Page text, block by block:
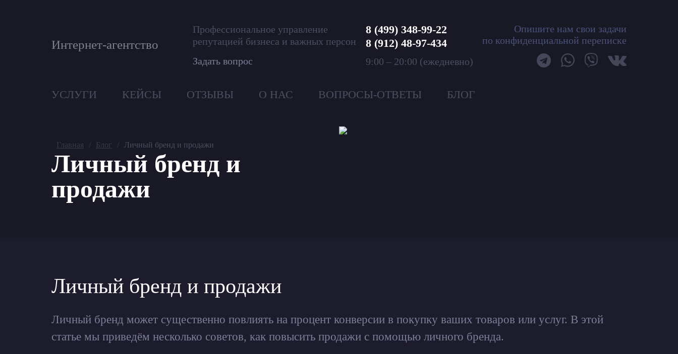
Интернет-агентство
Профессиональное управление
репутацией бизнеса и важных персон
Задать вопрос
8 (499) 348-99-22
8 (912) 48-97-434
9:00 – 20:00 (ежедневно)
Опишите нам свои задачи
по конфиденциальной переписке
УСЛУГИ КЕЙСЫ ОТЗЫВЫ О НАС ВОПРОСЫ-ОТВЕТЫ БЛОГ
Главная / Блог / Личный бренд и продажи
Личный бренд и
продажи
Личный бренд и продажи
Личный бренд может существенно повлиять на процент конверсии в покупку ваших товаров или услуг. В этой
статье мы приведём несколько советов, как повысить продажи с помощью личного бренда.